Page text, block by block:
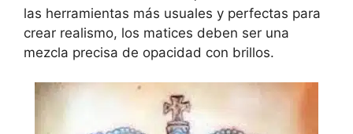
las herramientas más usuales y perfectas para
crear realismo, los matices deben ser una
mezcla precisa de opacidad con brillos.